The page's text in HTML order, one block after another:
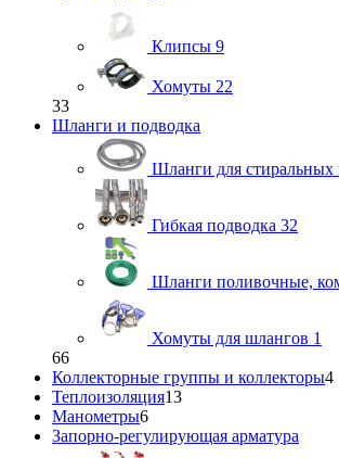
Клипсы 9
Хомуты 22
33
Шланги и подводка
Шланги для
Гибкая подводка 32
Шланги поливочные,
Хомуты для шлангов 1
66
Коллекторные группы и коллекторы4
Теплоизоляция13
Манометры6
Запорно-регулирующая арматура